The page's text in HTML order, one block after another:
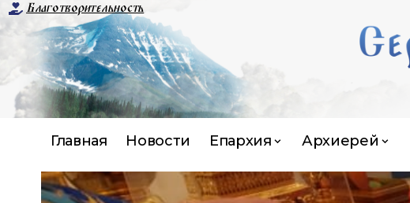
Благотворительность
Главная Новости Епархия Архиерей